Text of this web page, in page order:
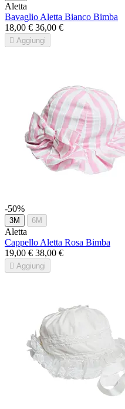
Aletta
Bavaglio Aletta Bianco Bimba
18,00 € 36,00 €
 Aggiungi
-50%
3M 6M
Aletta
Cappello Aletta Rosa Bimba
19,00 € 38,00 €
 Aggiungi